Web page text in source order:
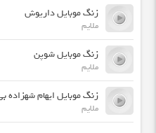
زنگ موبایل داریوش
ملایم
زنگ موبایل شوپن
ملایم
زنگ موبایل ایهام شهزاده
ملایم